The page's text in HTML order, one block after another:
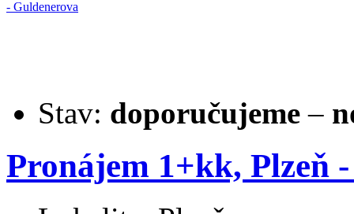
Stav: doporučujeme –
Pronájem 1+kk, Plzeň